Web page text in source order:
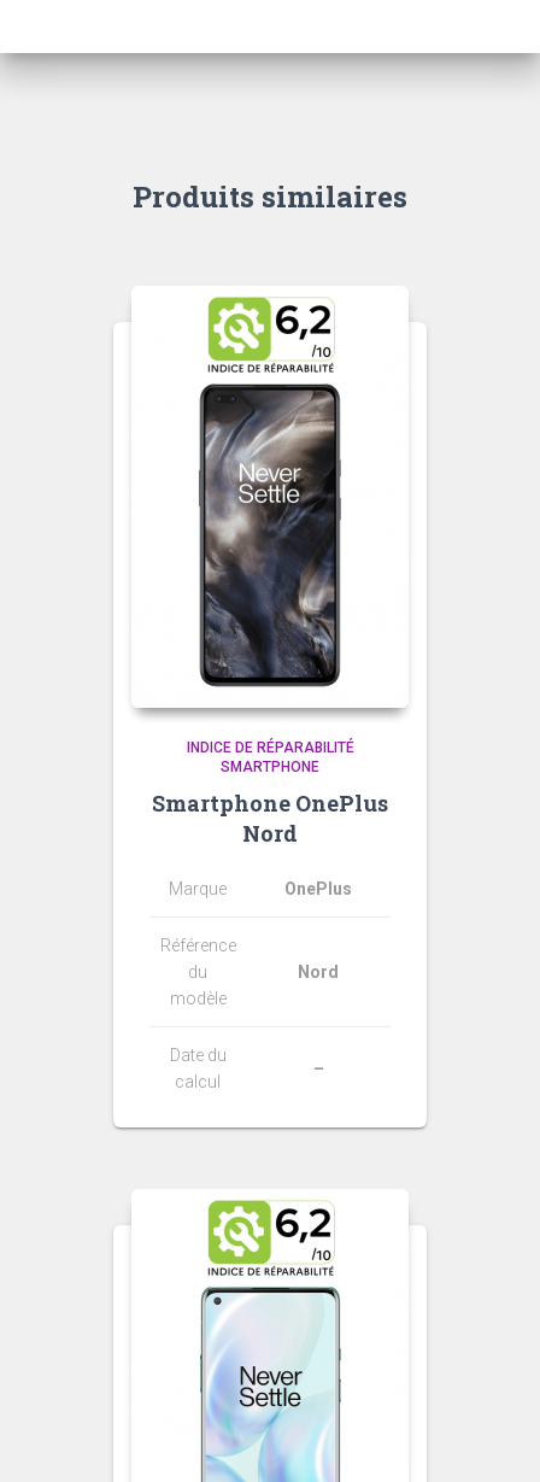
Produits similaires
INDICE DE RÉPARABILITÉ
SMARTPHONE
Smartphone OnePlus
Nord
Marque OnePlus
Référence
du
modèle
Nord
Date du
calcul
–